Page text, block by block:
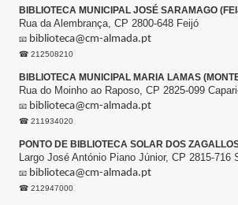
BIBLIOTECA MUNICIPAL JOSÉ SARAMAGO
Rua da Alembrança, CP 2800-648 Feijó
📧 biblioteca@cm-almada.pt
☎ 212508210
BIBLIOTECA MUNICIPAL MARIA LAMAS
Rua do Moinho ao Raposo, CP 2825-099
📧 biblioteca@cm-almada.pt
☎ 211934020
PONTO DE BIBLIOTECA SOLAR DOS
Largo José António Piano Júnior, CP 2815-716
📧 biblioteca@cm-almada.pt
☎ 212947000